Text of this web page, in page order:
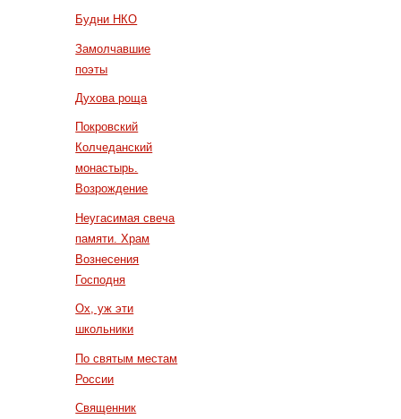
Будни НКО
Замолчавшие
поэты
Духова роща
Покровский
Колчеданский
монастырь.
Возрождение
Неугасимая свеча
памяти. Храм
Вознесения
Господня
Ох, уж эти
школьники
По святым местам
России
Священник